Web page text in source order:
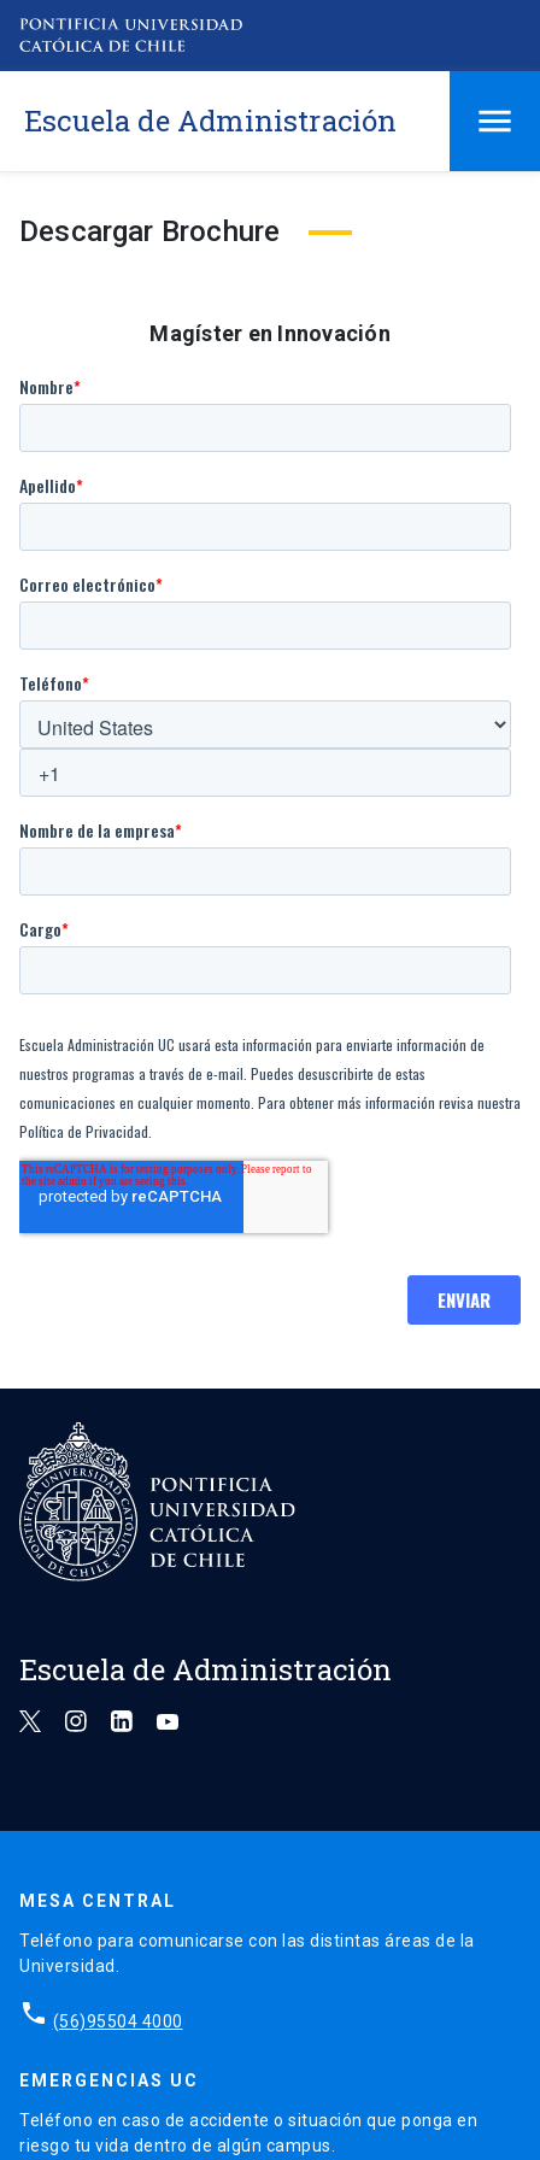
Escuela de Administración
Descargar Brochure
Magíster en Innovación
Escuela de Administración
MESA CENTRAL
Teléfono para comunicarse con las distintas áreas de la
Universidad.
phone (56)95504 4000
EMERGENCIAS UC
Teléfono en caso de accidente o situación que ponga en
riesgo tu vida dentro de algún campus.